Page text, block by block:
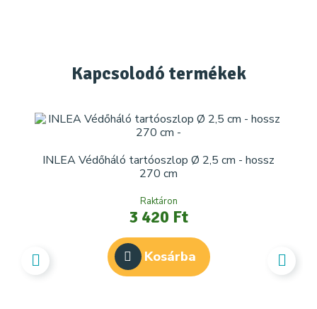
Kapcsolodó termékek
INLEA Védőháló tartóoszlop Ø 2,5 cm - hossz
270 cm
Raktáron
3 420 Ft
Kosárba